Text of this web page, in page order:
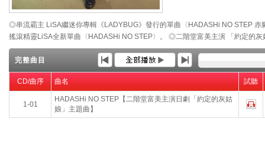
◎串流霸主 LiSA繼迷你專輯《LADYBUG》發行的單曲〈HADASHi NO STEP
搖滾精靈LiSA全新單曲〈HADASHi NO STEP〉。 ◎二階堂富美主演 「約定的灰
完整曲目
CD/曲序 曲名 試聽
1-01
HADASHi NO STEP【二階堂富美主演日劇「約定的灰姑
娘」主題曲】